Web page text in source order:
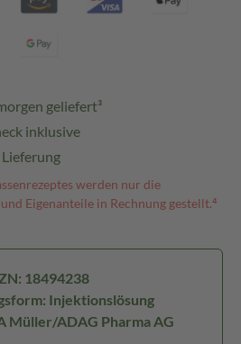
geliefert³
inklusive
werden nur die
Eigenanteile in Rechnung gestellt.⁴
18494238
Injektionslösung
Müller/ADAG Pharma AG